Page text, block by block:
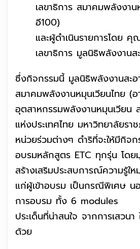
เลขาธิการ สมาคมพลังงาน
อี100)
และผู้ดำเนินรายการโดย
เลขาธิการ มูลนิธิพลังงานส
ซึ่งกิจกรรมนี้ มูลนิธิพลังงานสะอ
สมาคมพลังงานหมุนเวียนไทย (
อุตสาหกรรมพลังงานหมุนเวียน
แห่งประเทศไทย มหาวิทยาลัยร
หน่วยร่วมต่างๆ ดำริที่จะให้มีกิจก
อบรมหลักสูตร ETC ทุกรุ่น โดย
สร้างเสริมประสบการณ์ความรู้ใ
แก่ผู้เข้าอบรม เป็นกรณีพิเศษ น
การอบรม ทั้ง 6 modules
ประเด็นที่น่าสนใจ จากการเสวน
ด้วย